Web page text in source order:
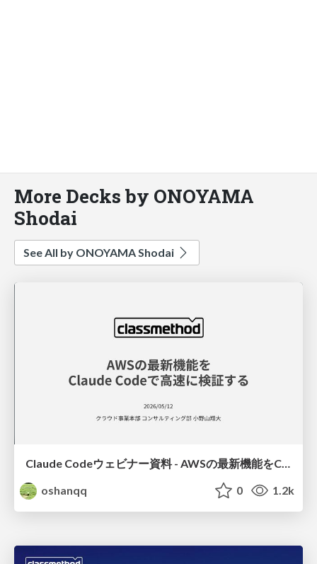
More Decks by ONOYAMA
Shodai
See All by ONOYAMA Shodai
Claude Codeウェビナー資料 - AWSの最新機能をClaude Codeで高速に検証する
oshanqq
0 1.2k